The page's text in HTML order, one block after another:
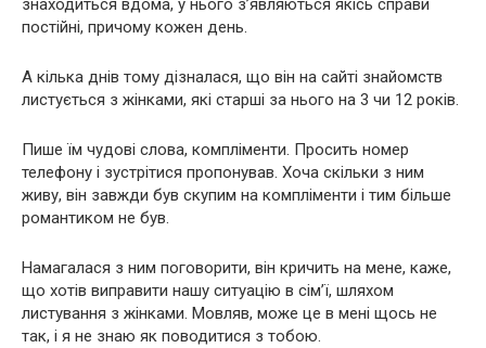
знаходиться вдома, у нього з’являються якісь справи
постійні, причому кожен день.
А кілька днів тому дізналася, що він на сайті знайомств
листується з жінками, які старші за нього на 3 чи 12 років.
Пише їм чудові слова, компліменти. Просить номер
телефону і зустрітися пропонував. Хоча скільки з ним
живу, він завжди був скупим на компліменти і тим більше
романтиком не був.
Намагалася з ним поговорити, він кричить на мене, каже,
що хотів виправити нашу ситуацію в сім’ї, шляхом
листування з жінками. Мовляв, може це в мені щось не
так, і я не знаю як поводитися з тобою.